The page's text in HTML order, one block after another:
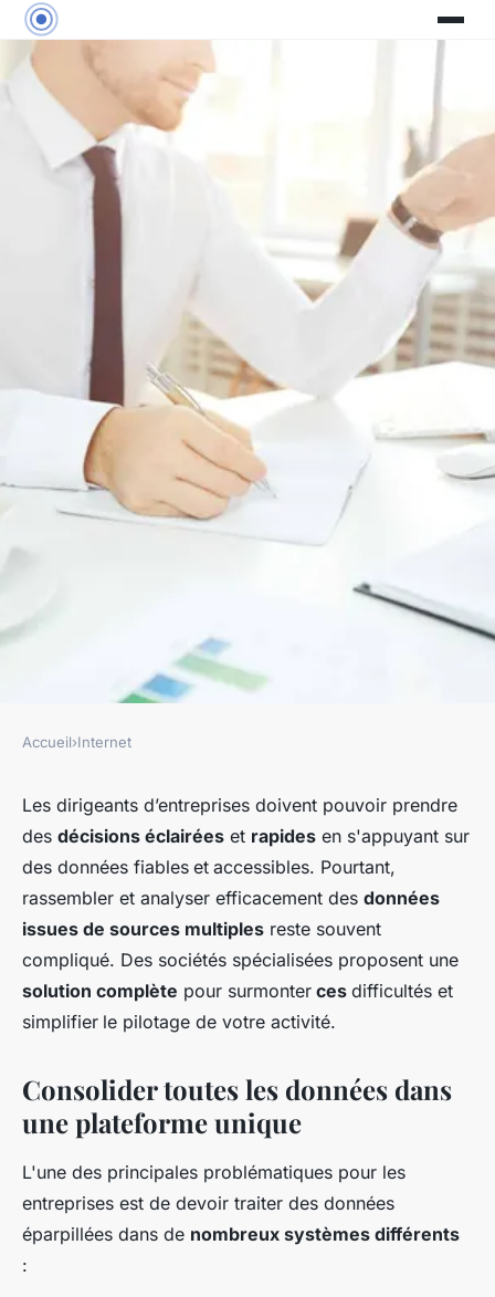
Pilotage simplifié de votre
activité avec Microsoft Power
BI
fernand •10 juin 2024 •3 min de lecture
Accueil›Internet
Les dirigeants d’entreprises doivent pouvoir prendre
des décisions éclairées et rapides en s'appuyant sur
des données fiables et accessibles. Pourtant,
rassembler et analyser efficacement des données
issues de sources multiples reste souvent
compliqué. Des sociétés spécialisées proposent une
solution complète pour surmonter ces difficultés et
simplifier le pilotage de votre activité.
Consolider toutes les données dans
une plateforme unique
L'une des principales problématiques pour les
entreprises est de devoir traiter des données
éparpillées dans de nombreux systèmes différents
: